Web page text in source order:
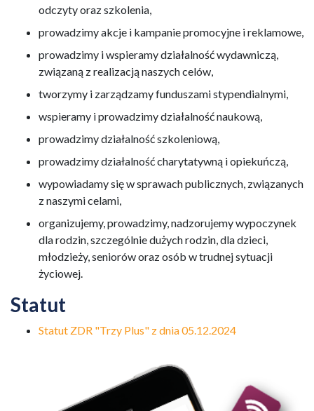
odczyty oraz szkolenia,
prowadzimy akcje i kampanie promocyjne i reklamowe,
prowadzimy i wspieramy działalność wydawniczą,
związaną z realizacją naszych celów,
tworzymy i zarządzamy funduszami stypendialnymi,
wspieramy i prowadzimy działalność naukową,
prowadzimy działalność szkoleniową,
prowadzimy działalność charytatywną i opiekuńczą,
wypowiadamy się w sprawach publicznych, związanych
z naszymi celami,
organizujemy, prowadzimy, nadzorujemy wypoczynek
dla rodzin, szczególnie dużych rodzin, dla dzieci,
młodzieży, seniorów oraz osób w trudnej sytuacji
życiowej.
Statut
Statut ZDR "Trzy Plus" z dnia 05.12.2024